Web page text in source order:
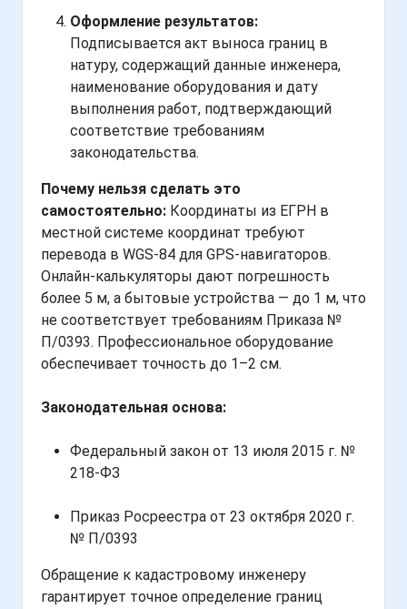
Оформление результатов:
Подписывается акт выноса границ в
натуру, содержащий данные инженера,
наименование оборудования и дату
выполнения работ, подтверждающий
соответствие требованиям
законодательства.
Почему нельзя сделать это
самостоятельно: Координаты из ЕГРН в
местной системе координат требуют
перевода в WGS-84 для GPS-навигаторов.
Онлайн-калькуляторы дают погрешность
более 5 м, а бытовые устройства — до 1 м, что
не соответствует требованиям Приказа №
П/0393. Профессиональное оборудование
обеспечивает точность до 1–2 см.
Законодательная основа:
Федеральный закон от 13 июля 2015 г. №
218-ФЗ
Приказ Росреестра от 23 октября 2020 г.
№ П/0393
Обращение к кадастровому инженеру
гарантирует точное определение границ